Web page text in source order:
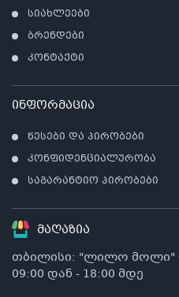
სიახლეები
ბრენდები
კონტაქტი
ინფორმაცია
წესები და პირობები
კონფიდენციალურობა
საგარანტიო პირობები
მაღაზია
თბილისი: "ლილო მოლი"
09:00 დან - 18:00 მდე